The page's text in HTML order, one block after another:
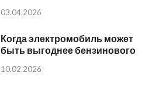
03.04.2026
Когда электромобиль может
быть выгоднее бензинового
10.02.2026